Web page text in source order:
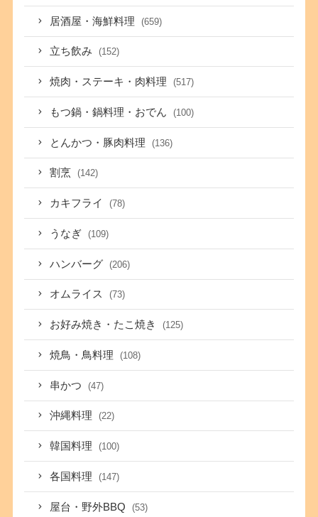
居酒屋・海鮮料理 (659)
立ち飲み (152)
焼肉・ステーキ・肉料理 (517)
もつ鍋・鍋料理・おでん (100)
とんかつ・豚肉料理 (136)
割烹 (142)
カキフライ (78)
うなぎ (109)
ハンバーグ (206)
オムライス (73)
お好み焼き・たこ焼き (125)
焼鳥・鳥料理 (108)
串かつ (47)
沖縄料理 (22)
韓国料理 (100)
各国料理 (147)
屋台・野外BBQ (53)